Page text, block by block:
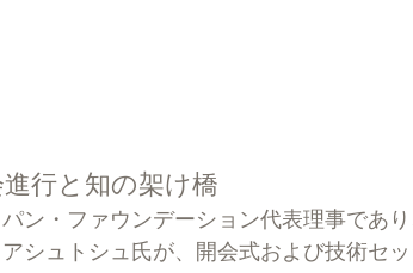
行と知の架け橋
ン・ファウンデーション代表理事であ
シュトシュ氏が、開会式および技術セ